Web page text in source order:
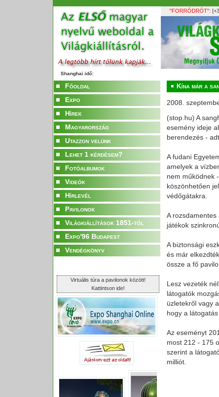
"FORRÓDRÓT":
Shanghai idő:
Főoldal
Expo
Hírek
Magyarország
Utazzon velünk
Lehet 1 kérdésem?
Fotóalbumok
Videók
Hírlevél
Pavilonok
Világkiállítások 1851-től
Expo'96 Budapest
Vendégkönyv
Virtuális túra a pavilonok között!
Kattintson ide!
Kína már a
2008.
(stop.hu) A
esemény ideje
berendezés -
A fudani
amelyek a
nem működnek
köszönhetően
védőgátakra.
A
játékok
A biztonsági
és már
össze a fő
Lesz vezeték
látogatók
üzletekről vagy
hogy a
Az eseményt
most 212 - 175
szerint a
milliót.